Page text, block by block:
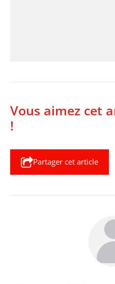
Vous aimez cet
!
Partager cet article